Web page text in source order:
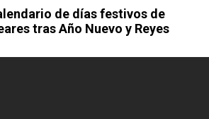
de días festivos de
tras Año Nuevo y Reyes